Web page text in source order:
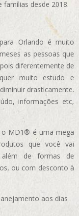
famílias desde 2018.
Orlando é muito
as pessoas que
diferentemente de
muito estudo e
drasticamente.
informações etc,
o MD1® é uma mega
que você vai
além de formas de
ou com desconto à
aos dias